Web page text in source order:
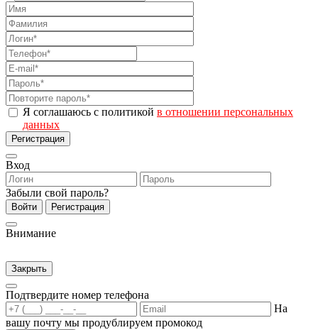
Я соглашаюсь с политикой в отношении персональных
данных
Регистрация
Вход
Забыли свой пароль?
Войти Регистрация
Внимание
Закрыть
Подтвердите номер телефона
На
вашу почту мы продублируем промокод